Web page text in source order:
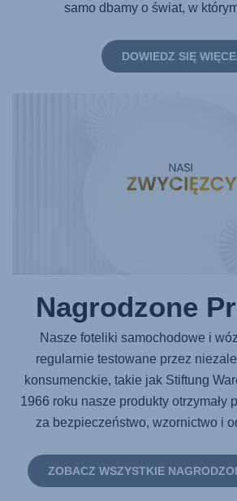
samo dbamy o świat, w
DOWIEDZ SIĘ
Nagrodzone
Nasze foteliki samochodowe i
regularnie testowane przez
konsumenckie, takie jak Stiftung
1966 roku nasze produkty otrzymały
za bezpieczeństwo, wzornictwo i
ZOBACZ WSZYSTKIE